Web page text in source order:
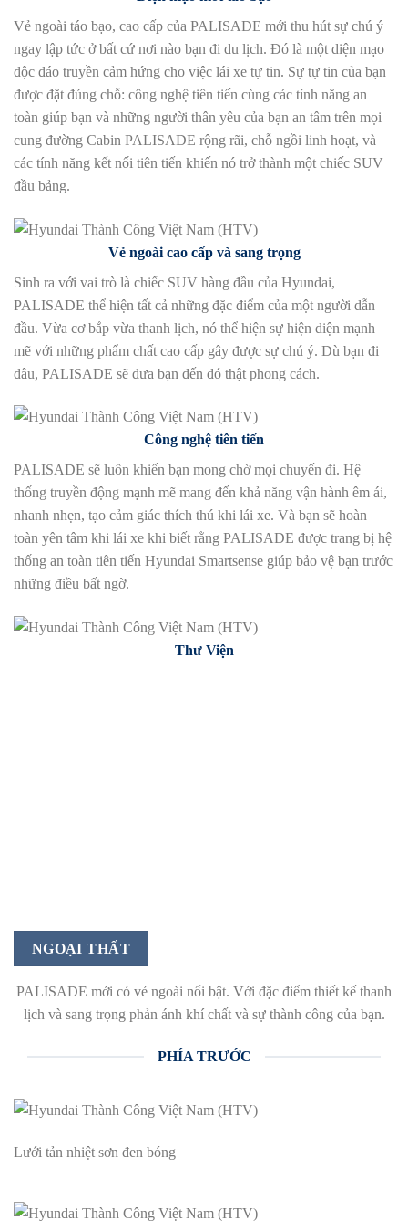
Vẻ ngoài táo bạo, cao cấp của PALISADE mới thu hút sự chú ý
ngay lập tức ở bất cứ nơi nào bạn đi du lịch. Đó là một diện mạo
độc đáo truyền cảm hứng cho việc lái xe tự tin. Sự tự tin của bạn
được đặt đúng chỗ: công nghệ tiên tiến cùng các tính năng an
toàn giúp bạn và những người thân yêu của bạn an tâm trên mọi
cung đường Cabin PALISADE rộng rãi, chỗ ngồi linh hoạt, và
các tính năng kết nối tiên tiến khiến nó trở thành một chiếc SUV
đầu bảng.
Vẻ ngoài cao cấp và sang trọng
Sinh ra với vai trò là chiếc SUV hàng đầu của Hyundai,
PALISADE thể hiện tất cả những đặc điểm của một người dẫn
đầu. Vừa cơ bắp vừa thanh lịch, nó thể hiện sự hiện diện mạnh
mẽ với những phẩm chất cao cấp gây được sự chú ý. Dù bạn đi
đâu, PALISADE sẽ đưa bạn đến đó thật phong cách.
Công nghệ tiên tiến
PALISADE sẽ luôn khiến bạn mong chờ mọi chuyến đi. Hệ
thống truyền động mạnh mẽ mang đến khả năng vận hành êm ái,
nhanh nhẹn, tạo cảm giác thích thú khi lái xe. Và bạn sẽ hoàn
toàn yên tâm khi lái xe khi biết rằng PALISADE được trang bị hệ
thống an toàn tiên tiến Hyundai Smartsense giúp bảo vệ bạn trước
những điều bất ngờ.
Thư Viện
NGOẠI THẤT
PALISADE mới có vẻ ngoài nổi bật. Với đặc điểm thiết kế thanh
lịch và sang trọng phản ánh khí chất và sự thành công của bạn.
PHÍA TRƯỚC
Lưới tản nhiệt sơn đen bóng